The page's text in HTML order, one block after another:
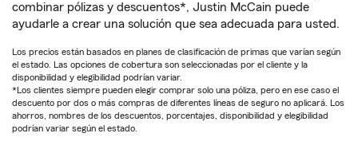
combinar pólizas y descuentos*, Justin McCain puede
ayudarle a crear una solución que sea adecuada para usted.
Los precios están basados en planes de clasificación de primas que varían según
el estado. Las opciones de cobertura son seleccionadas por el cliente y la
disponibilidad y elegibilidad podrían variar.
*Los clientes siempre pueden elegir comprar solo una póliza, pero en ese caso el
descuento por dos o más compras de diferentes líneas de seguro no aplicará. Los
ahorros, nombres de los descuentos, porcentajes, disponibilidad y elegibilidad
podrían variar según el estado.